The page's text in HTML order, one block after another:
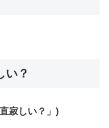
い？
寂しい？」)